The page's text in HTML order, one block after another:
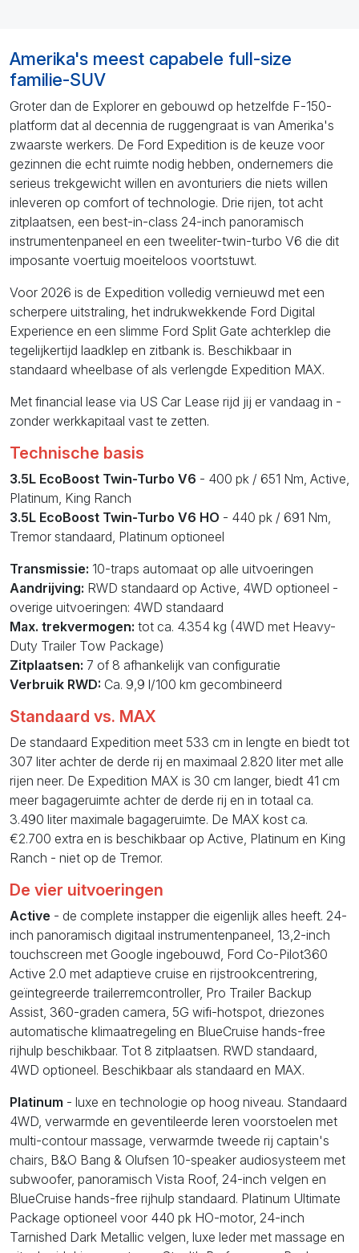
Amerika's meest capabele full-size
familie-SUV
Groter dan de Explorer en gebouwd op hetzelfde F-150-
platform dat al decennia de ruggengraat is van Amerika's
zwaarste werkers. De Ford Expedition is de keuze voor
gezinnen die echt ruimte nodig hebben, ondernemers die
serieus trekgewicht willen en avonturiers die niets willen
inleveren op comfort of technologie. Drie rijen, tot acht
zitplaatsen, een best-in-class 24-inch panoramisch
instrumentenpaneel en een tweeliter-twin-turbo V6 die dit
imposante voertuig moeiteloos voortstuwt.
Voor 2026 is de Expedition volledig vernieuwd met een
scherpere uitstraling, het indrukwekkende Ford Digital
Experience en een slimme Ford Split Gate achterklep die
tegelijkertijd laadklep en zitbank is. Beschikbaar in
standaard wheelbase of als verlengde Expedition MAX.
Met financial lease via US Car Lease rijd jij er vandaag in -
zonder werkkapitaal vast te zetten.
Technische basis
3.5L EcoBoost Twin-Turbo V6 - 400 pk / 651 Nm, Active,
Platinum, King Ranch
3.5L EcoBoost Twin-Turbo V6 HO - 440 pk / 691 Nm,
Tremor standaard, Platinum optioneel
Transmissie: 10-traps automaat op alle uitvoeringen
Aandrijving: RWD standaard op Active, 4WD optioneel -
overige uitvoeringen: 4WD standaard
Max. trekvermogen: tot ca. 4.354 kg (4WD met Heavy-
Duty Trailer Tow Package)
Zitplaatsen: 7 of 8 afhankelijk van configuratie
Verbruik RWD: Ca. 9,9 l/100 km gecombineerd
Standaard vs. MAX
De standaard Expedition meet 533 cm in lengte en biedt tot
307 liter achter de derde rij en maximaal 2.820 liter met alle
rijen neer. De Expedition MAX is 30 cm langer, biedt 41 cm
meer bagageruimte achter de derde rij en in totaal ca.
3.490 liter maximale bagageruimte. De MAX kost ca.
€2.700 extra en is beschikbaar op Active, Platinum en King
Ranch - niet op de Tremor.
De vier uitvoeringen
Active - de complete instapper die eigenlijk alles heeft. 24-
inch panoramisch digitaal instrumentenpaneel, 13,2-inch
touchscreen met Google ingebouwd, Ford Co-Pilot360
Active 2.0 met adaptieve cruise en rijstrookcentrering,
geïntegreerde trailerremcontroller, Pro Trailer Backup
Assist, 360-graden camera, 5G wifi-hotspot, driezones
automatische klimaatregeling en BlueCruise hands-free
rijhulp beschikbaar. Tot 8 zitplaatsen. RWD standaard,
4WD optioneel. Beschikbaar als standaard en MAX.
Platinum - luxe en technologie op hoog niveau. Standaard
4WD, verwarmde en geventileerde leren voorstoelen met
multi-contour massage, verwarmde tweede rij captain's
chairs, B&O Bang & Olufsen 10-speaker audiosysteem met
subwoofer, panoramisch Vista Roof, 24-inch velgen en
BlueCruise hands-free rijhulp standaard. Platinum Ultimate
Package optioneel voor 440 pk HO-motor, 24-inch
Tarnished Dark Metallic velgen, luxe leder met massage en